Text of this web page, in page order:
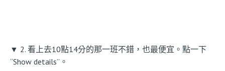
▼ 2. 看上去10點14分的那一班不錯，也最便宜。點一下
“Show details”。